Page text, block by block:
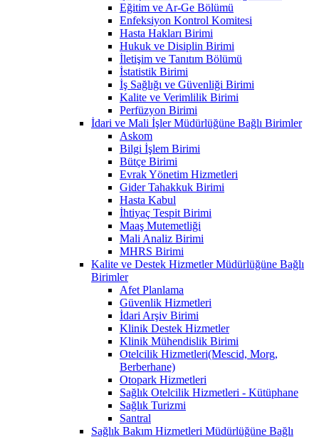
Eğitim ve Ar-Ge Bölümü
Enfeksiyon Kontrol Komitesi
Hasta Hakları Birimi
Hukuk ve Disiplin Birimi
İletişim ve Tanıtım Bölümü
İstatistik Birimi
İş Sağlığı ve Güvenliği Birimi
Kalite ve Verimlilik Birimi
Perfüzyon Birimi
İdari ve Mali İşler Müdürlüğüne Bağlı Birimler
Askom
Bilgi İşlem Birimi
Bütçe Birimi
Evrak Yönetim Hizmetleri
Gider Tahakkuk Birimi
Hasta Kabul
İhtiyaç Tespit Birimi
Maaş Mutemetliği
Mali Analiz Birimi
MHRS Birimi
Kalite ve Destek Hizmetler Müdürlüğüne Bağlı
Birimler
Afet Planlama
Güvenlik Hizmetleri
İdari Arşiv Birimi
Klinik Destek Hizmetler
Klinik Mühendislik Birimi
Otelcilik Hizmetleri(Mescid, Morg,
Berberhane)
Otopark Hizmetleri
Sağlık Otelcilik Hizmetleri - Kütüphane
Sağlık Turizmi
Santral
Sağlık Bakım Hizmetleri Müdürlüğüne Bağlı